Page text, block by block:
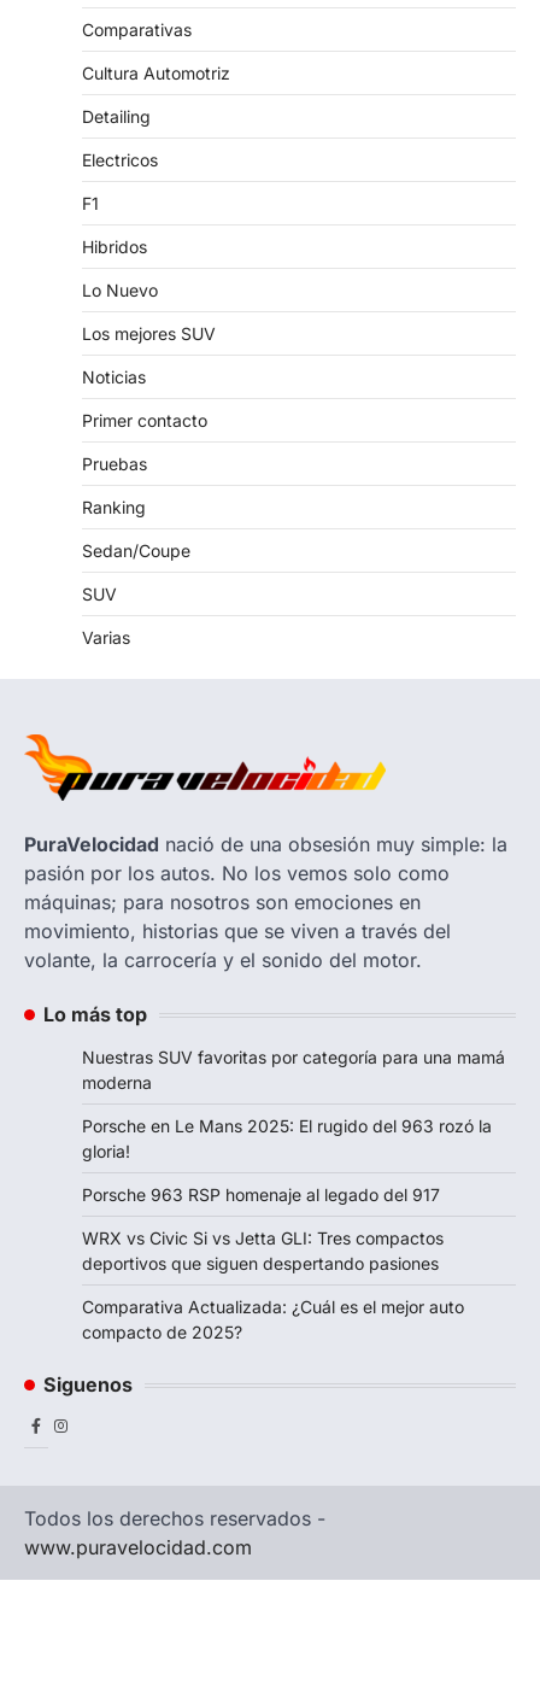
Comparativas
Cultura Automotriz
Detailing
Electricos
F1
Hibridos
Lo Nuevo
Los mejores SUV
Noticias
Primer contacto
Pruebas
Ranking
Sedan/Coupe
SUV
Varias
PuraVelocidad nació de una obsesión muy simple: la
pasión por los autos. No los vemos solo como
máquinas; para nosotros son emociones en
movimiento, historias que se viven a través del
volante, la carrocería y el sonido del motor.
Lo más top
Nuestras SUV favoritas por categoría para una mamá
moderna
Porsche en Le Mans 2025: El rugido del 963 rozó la
gloria!
Porsche 963 RSP homenaje al legado del 917
WRX vs Civic Si vs Jetta GLI: Tres compactos
deportivos que siguen despertando pasiones
Comparativa Actualizada: ¿Cuál es el mejor auto
compacto de 2025?
Siguenos
Facebook
Instagram
Todos los derechos reservados -
www.puravelocidad.com